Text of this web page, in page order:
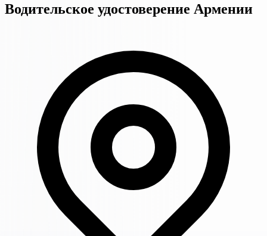
Водительское удостоверение Армении